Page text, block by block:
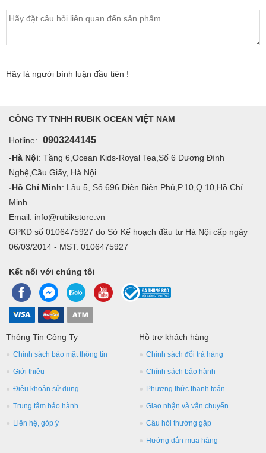
Hãy là người bình luận đầu tiên !
CÔNG TY TNHH RUBIK OCEAN VIỆT NAM
Hotline: 0903244145
-Hà Nội: Tầng 6,Ocean Kids-Royal Tea,Số 6 Dương Đình
Nghệ,Cầu Giấy, Hà Nội
-Hồ Chí Minh: Lầu 5, Số 696 Điện Biên Phủ,P.10,Q.10,Hồ Chí
Minh
Email: info@rubikstore.vn
GPKD số 0106475927 do Sở Kế hoạch đầu tư Hà Nội cấp ngày
06/03/2014 - MST: 0106475927
Kết nối với chúng tôi
Thông Tin Công Ty
Chính sách bảo mật thông tin
Giới thiệu
Điều khoản sử dụng
Trung tâm bảo hành
Liên hệ, góp ý
Hỗ trợ khách hàng
Chính sách đổi trả hàng
Chính sách bảo hành
Phương thức thanh toán
Giao nhận và vận chuyển
Câu hỏi thường gặp
Hướng dẫn mua hàng